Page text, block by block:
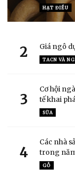
HẠT ĐIỀU
2 Giá ngô
TACN VÀ
3
Cơ hội
tế khai
SỮA
4
Các nhà
trong
GỖ